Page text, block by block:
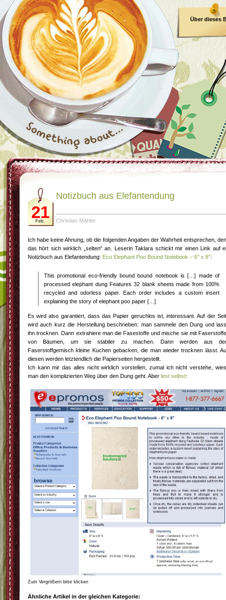
Über dieses
21
Feb.
Notizbuch aus Elefantendung
Christian Mähler
Ich habe keine Ahnung, ob die folgenden Angaben der Wahrheit entsprechen,
das hört sich wirklich „selten“ an. Leserin Taklara schickt mir einen Link auf
Notizbuch aus Elefantendung: Eco Elephant Poo Bound Notebook – 6″ x 8″:
This promotional eco-friendly bound bound notebook is […] made of
processed elephant dung Features 32 blank sheets made from 100%
recycled and odorless paper. Each order includes a custom insert
explaining the story of elephant poo paper […]
Es wird also garantiert, dass das Papier geruchlos ist, interessant. Auf der
wird auch kurz die Herstellung beschrieben: man sammele den Dung und
ihn trocknen. Dann extrahiere man die Fasestoffe und mische sie mit
von Bäumen, um sie stabiler zu machen. Dann werden aus
Faserstoffgemisch kleine Kuchen gebacken, die man wieder trocknen lässt.
diesen werden letztendlich die Papierseiten hergestellt.
Ich kann mir das alles nicht wirklich vorstellen, zumal ich nicht verstehe,
man den komplizierten Weg über den Dung geht. Aber lest selbst:
Zum Vergrößern bitte klicken
Ähnliche Artikel in der gleichen Kategorie: